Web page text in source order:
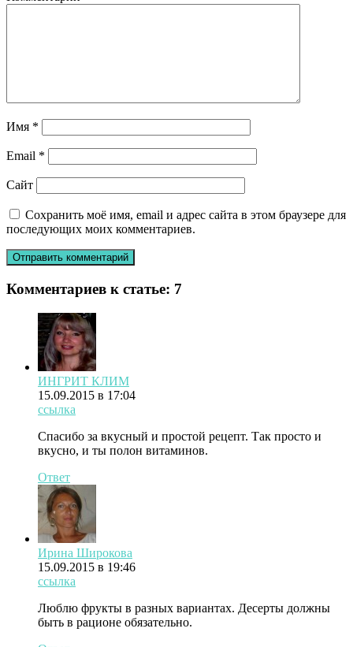
Имя *
Email *
Сайт
Сохранить моё имя, email и адрес сайта в этом браузере для
последующих моих комментариев.
Комментариев к статье: 7
ИНГРИТ КЛИМ
15.09.2015 в 17:04
ссылка
Спасибо за вкусный и простой рецепт. Так просто и
вкусно, и ты полон витаминов.
Ответ
Ирина Широкова
15.09.2015 в 19:46
ссылка
Люблю фрукты в разных вариантах. Десерты должны
быть в рационе обязательно.